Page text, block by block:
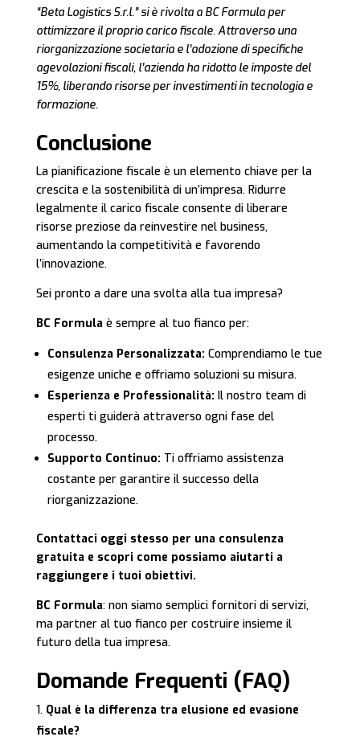
“Beta Logistics S.r.l.” si è rivolta a BC Formula per
ottimizzare il proprio carico fiscale. Attraverso una
riorganizzazione societaria e l’adozione di specifiche
agevolazioni fiscali, l’azienda ha ridotto le imposte del
15%, liberando risorse per investimenti in tecnologia e
formazione.
Conclusione
La pianificazione fiscale è un elemento chiave per la
crescita e la sostenibilità di un’impresa. Ridurre
legalmente il carico fiscale consente di liberare
risorse preziose da reinvestire nel business,
aumentando la competitività e favorendo
l’innovazione.
Sei pronto a dare una svolta alla tua impresa?
BC Formula è sempre al tuo fianco per:
Consulenza Personalizzata: Comprendiamo le tue
esigenze uniche e offriamo soluzioni su misura.
Esperienza e Professionalità: Il nostro team di
esperti ti guiderà attraverso ogni fase del
processo.
Supporto Continuo: Ti offriamo assistenza
costante per garantire il successo della
riorganizzazione.
Contattaci oggi stesso per una consulenza
gratuita e scopri come possiamo aiutarti a
raggiungere i tuoi obiettivi.
BC Formula: non siamo semplici fornitori di servizi,
ma partner al tuo fianco per costruire insieme il
futuro della tua impresa.
Domande Frequenti (FAQ)
Qual è la differenza tra elusione ed evasione
fiscale?